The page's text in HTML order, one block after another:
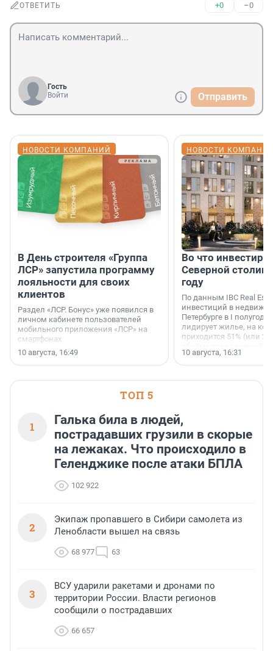
ОТВЕТИТЬ +0 –0
Гость
Войти
Отправить
НОВОСТИ КОМПАНИЙ
В День строителя «Группа
ЛСР» запустила программу
лояльности для своих
клиентов
Раздел «ЛСР. Бонус» уже появился в
личном кабинете пользователей
мобильного приложения «ЛСР» на
смартфонах.
10 августа, 16:49
НОВОСТИ
Во что
Северной
году
По данным IBC Real
инвестиций в
Петербурге в I
лидирует жилье, на
приходится 51% (или
10 августа, 16:31
ТОП 5
1
Галька била в людей,
пострадавших грузили в скорые
на лежаках. Что происходило в
Геленджике после атаки БПЛА
102 922
2
Экипаж пропавшего в Сибири самолета из
Ленобласти вышел на связь
68 977 63
3
ВСУ ударили ракетами и дронами по
территории России. Власти регионов
сообщили о пострадавших
66 657